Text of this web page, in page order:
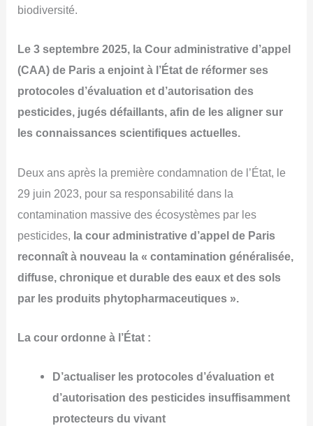
biodiversité.
Le 3 septembre 2025, la Cour administrative d’appel
(CAA) de Paris a enjoint à l’État de réformer ses
protocoles d’évaluation et d’autorisation des
pesticides, jugés défaillants, afin de les aligner sur
les connaissances scientifiques actuelles.
Deux ans après la première condamnation de l’État, le
29 juin 2023, pour sa responsabilité dans la
contamination massive des écosystèmes par les
pesticides, la cour administrative d’appel de Paris
reconnaît à nouveau la « contamination généralisée,
diffuse, chronique et durable des eaux et des sols
par les produits phytopharmaceutiques ».
La cour ordonne à l’État :
D’actualiser les protocoles d’évaluation et
d’autorisation des pesticides insuffisamment
protecteurs du vivant